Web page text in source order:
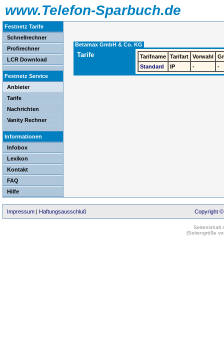
www.Telefon-Sparbuch.de
Festnetz Tarife
Schnellrechner
Profirechner
LCR Download
Festnetz Service
Anbieter
Tarife
Nachrichten
Vanity Rechner
Informationen
Infobox
Lexikon
Kontakt
FAQ
Hilfe
Betamax GmbH & Co. KG
Tarife Tarifname Tarifart Vorwahl
Standard
IP - -
Impressum | Haftungsausschluß Copyright ©
Seiteninhalt
(Seitengröße